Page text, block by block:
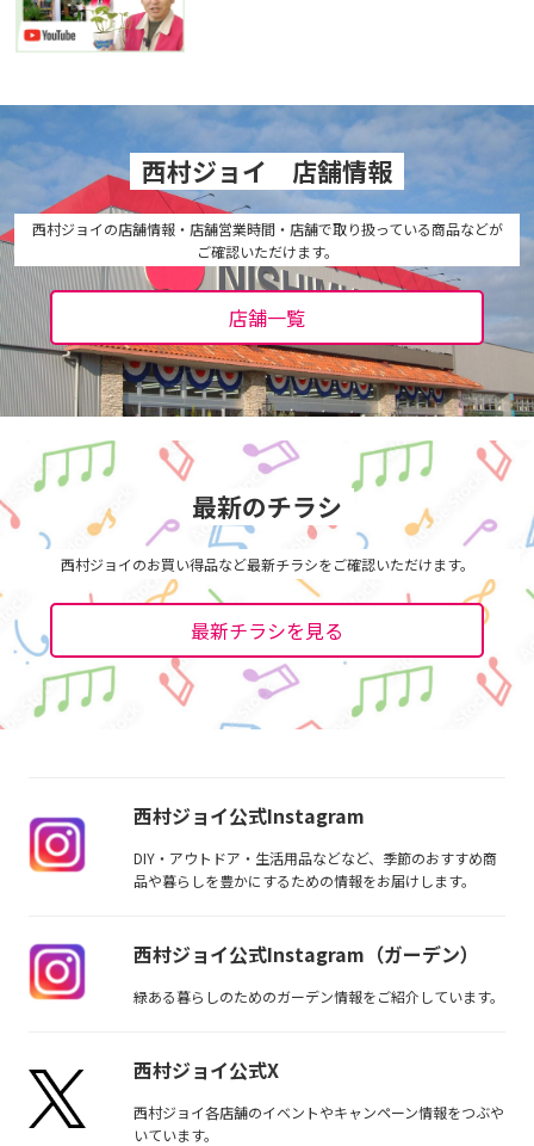
西村ジョイ 店舗情報
西村ジョイの店舗情報・店舗営業時間・店舗で取り扱っている商品などが
ご確認いただけます。
店舗一覧
最新のチラシ
西村ジョイのお買い得品など最新チラシをご確認いただけます。
最新チラシを見る
西村ジョイ公式Instagram
DIY・アウトドア・生活用品などなど、季節のおすすめ商
品や暮らしを豊かにするための情報をお届けします。
西村ジョイ公式Instagram（ガーデン）
緑ある暮らしのためのガーデン情報をご紹介しています。
西村ジョイ公式X
西村ジョイ各店舗のイベントやキャンペーン情報をつぶや
いています。